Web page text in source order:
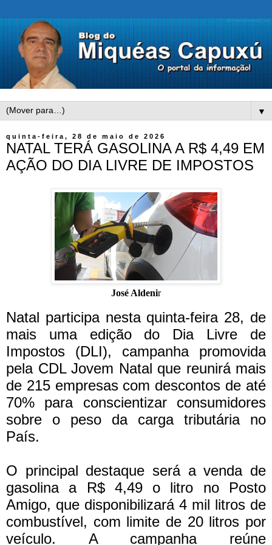
▼
quinta-feira, 28 de maio de 2026
NATAL TERÁ GASOLINA A R$ 4,49 EM
AÇÃO DO DIA LIVRE DE IMPOSTOS
José Aldenir
Natal participa nesta quinta-feira 28, de
mais uma edição do Dia Livre de
Impostos (DLI), campanha promovida
pela CDL Jovem Natal que reunirá mais
de 215 empresas com descontos de até
70% para conscientizar consumidores
sobre o peso da carga tributária no
País.
O principal destaque será a venda de
gasolina a R$ 4,49 o litro no Posto
Amigo, que disponibilizará 4 mil litros de
combustível, com limite de 20 litros por
veículo. A campanha reúne